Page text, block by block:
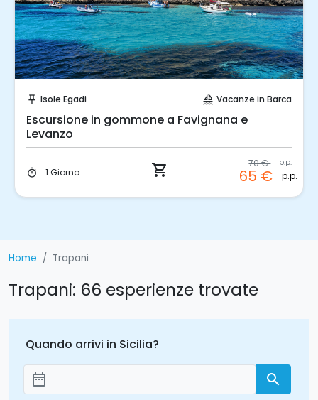
push_pin Isole Egadi sailing Vacanze in Barca
Escursione in Gommone a Favignana e
Levanzo
timer 1 Giorno shopping_cart 100 € p.p.
Home Trapani
Trapani: 66 esperienze trovate
Quando arrivi in Sicilia?
Aggiungi le date
date_range search